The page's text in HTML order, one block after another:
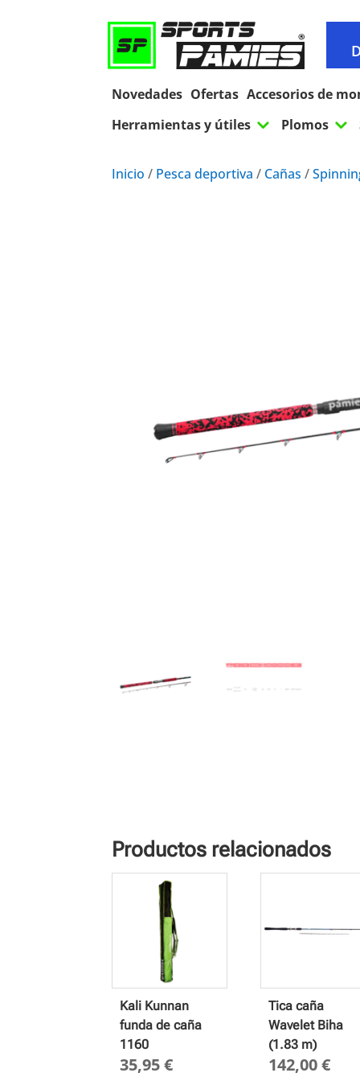
Novedades Ofertas Accesorios de
Herramientas y útiles 3 Plomos 3
Inicio / Pesca deportiva / Cañas /
Productos relacionados
Kali Kunnan
funda de caña
1160
35,95€
Tica caña
Wavelet Biha
(1.83 m)
142,00€